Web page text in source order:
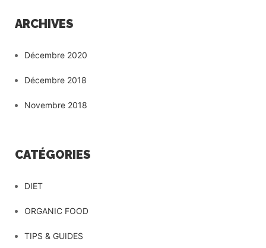
ARCHIVES
Décembre 2020
Décembre 2018
Novembre 2018
CATÉGORIES
DIET
ORGANIC FOOD
TIPS & GUIDES